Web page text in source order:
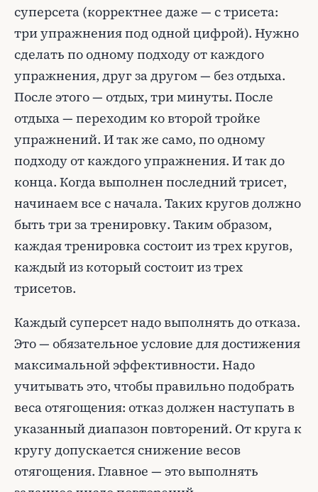
суперсета (корректнее даже — с трисета:
три упражнения под одной цифрой). Нужно
сделать по одному подходу от каждого
упражнения, друг за другом — без отдыха.
После этого — отдых, три минуты. После
отдыха — переходим ко второй тройке
упражнений. И так же само, по одному
подходу от каждого упражнения. И так до
конца. Когда выполнен последний трисет,
начинаем все с начала. Таких кругов должно
быть три за тренировку. Таким образом,
каждая тренировка состоит из трех кругов,
каждый из который состоит из трех
трисетов.
Каждый суперсет надо выполнять до отказа.
Это — обязательное условие для достижения
максимальной эффективности. Надо
учитывать это, чтобы правильно подобрать
веса отягощения: отказ должен наступать в
указанный диапазон повторений. От круга к
кругу допускается снижение весов
отягощения. Главное — это выполнять